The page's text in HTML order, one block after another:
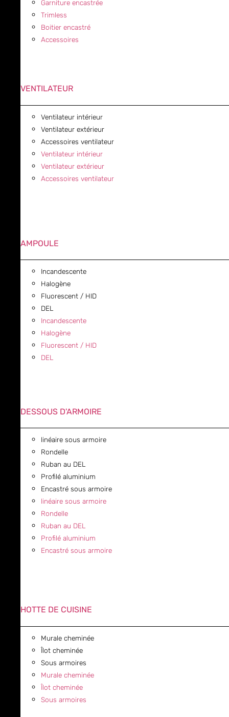
Garniture encastrée
Trimless
Boitier encastré
Accessoires
VENTILATEUR
Ventilateur intérieur
Ventilateur extérieur
Accessoires ventilateur
Ventilateur intérieur
Ventilateur extérieur
Accessoires ventilateur
AMPOULE
Incandescente
Halogène
Fluorescent / HID
DEL
Incandescente
Halogène
Fluorescent / HID
DEL
DESSOUS D'ARMOIRE
linéaire sous armoire
Rondelle
Ruban au DEL
Profilé aluminium
Encastré sous armoire
linéaire sous armoire
Rondelle
Ruban au DEL
Profilé aluminium
Encastré sous armoire
HOTTE DE CUISINE
Murale cheminée
Îlot cheminée
Sous armoires
Murale cheminée
Îlot cheminée
Sous armoires